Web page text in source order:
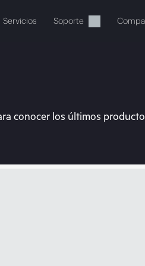
Servicios Soporte
conocer los últimos